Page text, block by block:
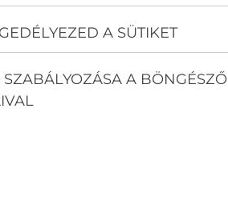
A SÜTIKET
A BÖNGÉSZŐ